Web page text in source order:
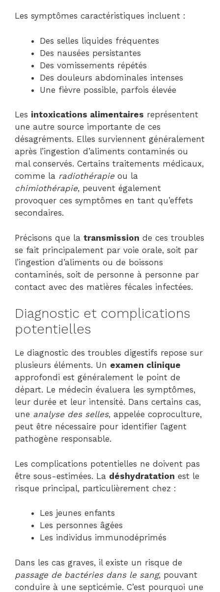
Les symptômes caractéristiques incluent :
Des selles liquides fréquentes
Des nausées persistantes
Des vomissements répétés
Des douleurs abdominales intenses
Une fièvre possible, parfois élevée
Les intoxications alimentaires représentent
une autre source importante de ces
désagréments. Elles surviennent généralement
après l’ingestion d’aliments contaminés ou
mal conservés. Certains traitements médicaux,
comme la radiothérapie ou la
chimiothérapie, peuvent également
provoquer ces symptômes en tant qu’effets
secondaires.
Précisons que la transmission de ces troubles
se fait principalement par voie orale, soit par
l’ingestion d’aliments ou de boissons
contaminés, soit de personne à personne par
contact avec des matières fécales infectées.
Diagnostic et complications
potentielles
Le diagnostic des troubles digestifs repose sur
plusieurs éléments. Un examen clinique
approfondi est généralement le point de
départ. Le médecin évaluera les symptômes,
leur durée et leur intensité. Dans certains cas,
une analyse des selles, appelée coproculture,
peut être nécessaire pour identifier l’agent
pathogène responsable.
Les complications potentielles ne doivent pas
être sous-estimées. La déshydratation est le
risque principal, particulièrement chez :
Les jeunes enfants
Les personnes âgées
Les individus immunodéprimés
Dans les cas graves, il existe un risque de
passage de bactéries dans le sang, pouvant
conduire à une septicémie. C’est pourquoi une